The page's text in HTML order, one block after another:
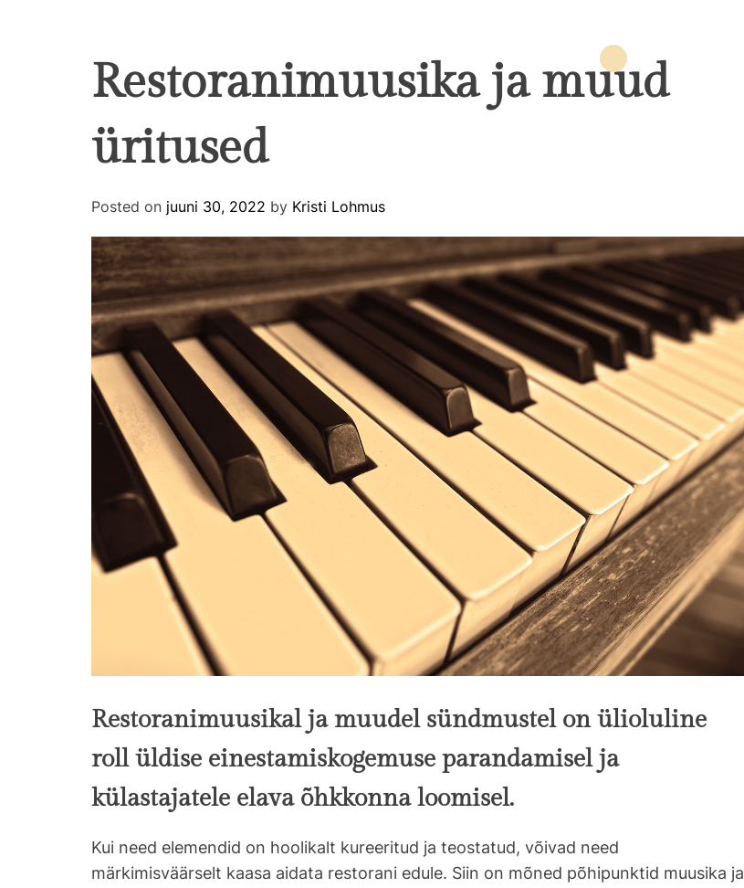
r
e
Restoranimuusika ja muud
üritused
Posted on juuni 30, 2022 by Kristi Lohmus
Restoranimuusikal ja muudel sündmustel on ülioluline
roll üldise einestamiskogemuse parandamisel ja
külastajatele elava õhkkonna loomisel.
Kui need elemendid on hoolikalt kureeritud ja teostatud, võivad need
märkimisväärselt kaasa aidata restorani edule. Siin on mõned põhipunktid muusika ja